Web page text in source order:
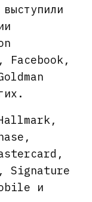
Signature
и